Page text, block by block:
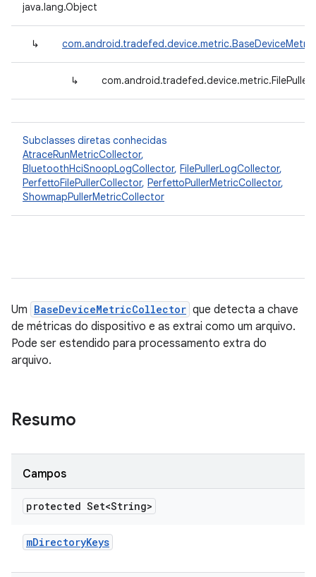
java.lang.Object
↳
↳
Subclasses diretas conhecidas
AtraceRunMetricCollector,
BluetoothHciSnoopLogCollector, FilePullerLogCollector,
PerfettoFilePullerCollector, PerfettoPullerMetricCollector,
ShowmapPullerMetricCollector
Um BaseDeviceMetricCollector que detecta a chave
de métricas do dispositivo e as extrai como um arquivo.
Pode ser estendido para processamento extra do
arquivo.
Resumo
Campos
protected Set<String>
mDirectoryKeys